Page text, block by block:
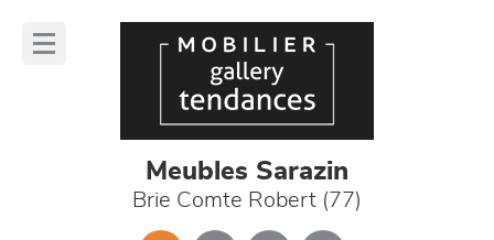
Meubles Sarazin
Brie Comte Robert (77)